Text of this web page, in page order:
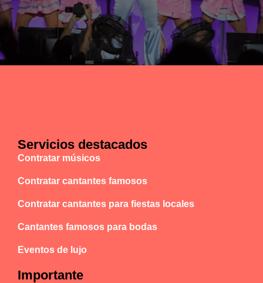
Servicios destacados
Contratar músicos
Contratar cantantes famosos
Contratar cantantes para fiestas locales
Cantantes famosos para bodas
Eventos de lujo
Importante